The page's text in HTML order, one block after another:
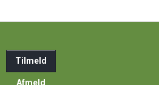
Tilmeld
Afmeld